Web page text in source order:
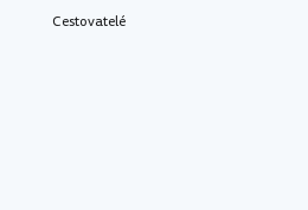
Cestovatelé